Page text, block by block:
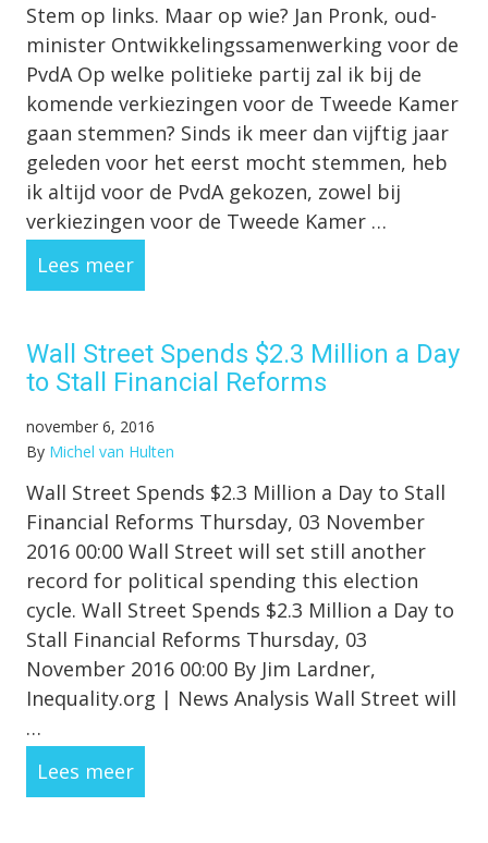
Stem op links. Maar op wie? Jan Pronk, oud-
minister Ontwikkelingssamenwerking voor de
PvdA Op welke politieke partij zal ik bij de
komende verkiezingen voor de Tweede Kamer
gaan stemmen? Sinds ik meer dan vijftig jaar
geleden voor het eerst mocht stemmen, heb
ik altijd voor de PvdA gekozen, zowel bij
verkiezingen voor de Tweede Kamer …
Lees meer
Wall Street Spends $2.3 Million a Day
to Stall Financial Reforms
november 6, 2016
By Michel van Hulten
Wall Street Spends $2.3 Million a Day to Stall
Financial Reforms Thursday, 03 November
2016 00:00 Wall Street will set still another
record for political spending this election
cycle. Wall Street Spends $2.3 Million a Day to
Stall Financial Reforms Thursday, 03
November 2016 00:00 By Jim Lardner,
Inequality.org | News Analysis Wall Street will
…
Lees meer